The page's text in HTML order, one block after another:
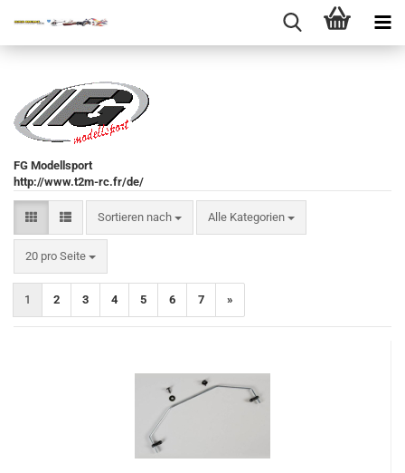
FG Modellsport
http://www.t2m-rc.fr/de/
Sortieren nach
Sortieren nach Alle Kategorien
20 pro Seite
pro Seite
1 2 3 4 5 6 7 »